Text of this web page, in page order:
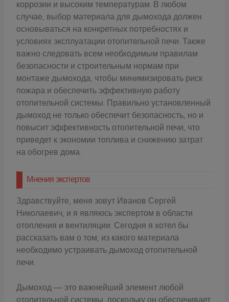
коррозии и высоким температурам. В любом
случае, выбор материала для дымохода должен
основываться на конкретных потребностях и
условиях эксплуатации отопительной печи. Также
важно следовать всем необходимым правилам
безопасности и строительным нормам при
монтаже дымохода, чтобы минимизировать риск
пожара и обеспечить эффективную работу
отопительной системы. Правильно установленный
дымоход не только обеспечит безопасность, но и
повысит эффективность отопительной печи, что
приведет к экономии топлива и снижению затрат
на обогрев дома.
Мнения экспертов
Здравствуйте, меня зовут Иванов Сергей
Николаевич, и я являюсь экспертом в области
отопления и вентиляции. Сегодня я хотел бы
рассказать вам о том, из какого материала
необходимо устраивать дымоход отопительной
печи.
Дымоход — это важнейший элемент любой
отопительной системы, поскольку он обеспечивает